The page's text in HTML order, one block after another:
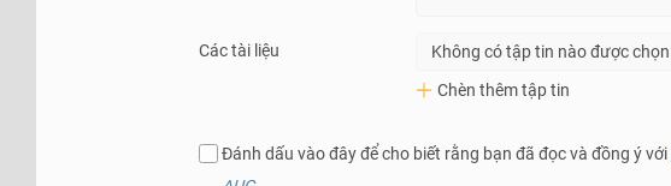
Các tài liệu
Không có tập tin nào được chọn
Chèn thêm tập tin
Đánh dấu vào đây để cho biết rằng bạn đã đọc và đồng ý với